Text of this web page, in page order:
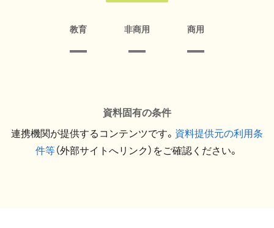
教育 非商用 商用
資料固有の条件
連携機関が提供するコンテンツです。 資料提供元の利用条
件等（外部サイトへリンク）をご確認ください。